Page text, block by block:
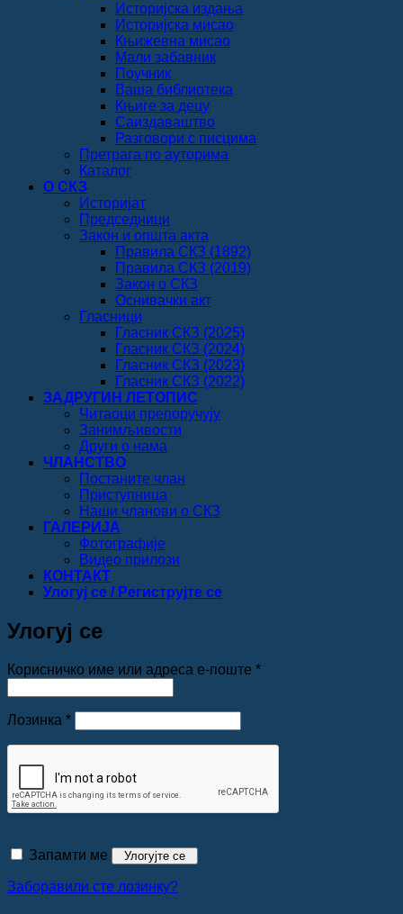
Историјска издања
Историјска мисао
Књижевна мисао
Мали забавник
Поучник
Ваша библиотека
Књиге за децу
Саиздаваштво
Разговори с писцима
Претрага по ауторима
Каталог
О СКЗ
Историјат
Председници
Закон и општа акта
Правила СКЗ (1892)
Правила СКЗ (2019)
Закон о СКЗ
Оснивачки акт
Гласници
Гласник СКЗ (2025)
Гласник СКЗ (2024)
Гласник СКЗ (2023)
Гласник СКЗ (2022)
ЗАДРУГИН ЛЕТОПИС
Читаоци препоручују
Занимљивости
Други о нама
ЧЛАНСТВО
Постаните члан
Приступница
Наши чланови о СКЗ
ГАЛЕРИЈА
Фотографије
Видео прилози
КОНТАКТ
Улогуј се / Региструјте се
Улогуј се
Корисничко име или адреса е-поште *Обавезно
Лозинка *Обавезно
Запамти ме Улогујте се
Заборавили сте лозинку?